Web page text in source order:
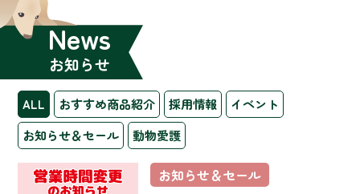
News
お知らせ
ALL おすすめ商品紹介 採用情報
イベント
お知らせ＆セール
動物愛護
お知らせ＆セール